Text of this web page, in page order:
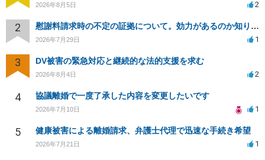
2026年8月5日 2
2 慰謝料請求時の不定の証拠について。効力があるのか知りたい。
2026年7月29日 1
3 DV被害の緊急対応と継続的な法的支援を求む
2026年8月4日 2
4 協議離婚で一度了承した内容を変更したいです
2026年7月10日 1
5 健康被害による離婚請求、弁護士代理で迅速な手続き希望
2026年7月21日 1